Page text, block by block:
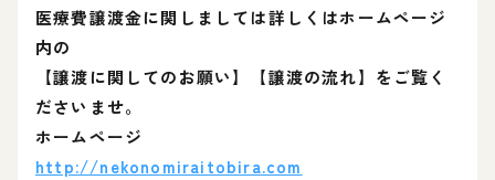
医療費譲渡金に関しましては詳しくはホームページ
内の
【譲渡に関してのお願い】【譲渡の流れ】をご覧く
ださいませ。
ホームページ
http://nekonomiraitobira.com